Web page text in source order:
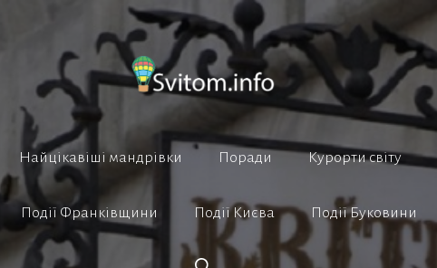
Найцікавіші мандрівки Поради Курорти світу
Події Франківщини Події Києва Події Буковини